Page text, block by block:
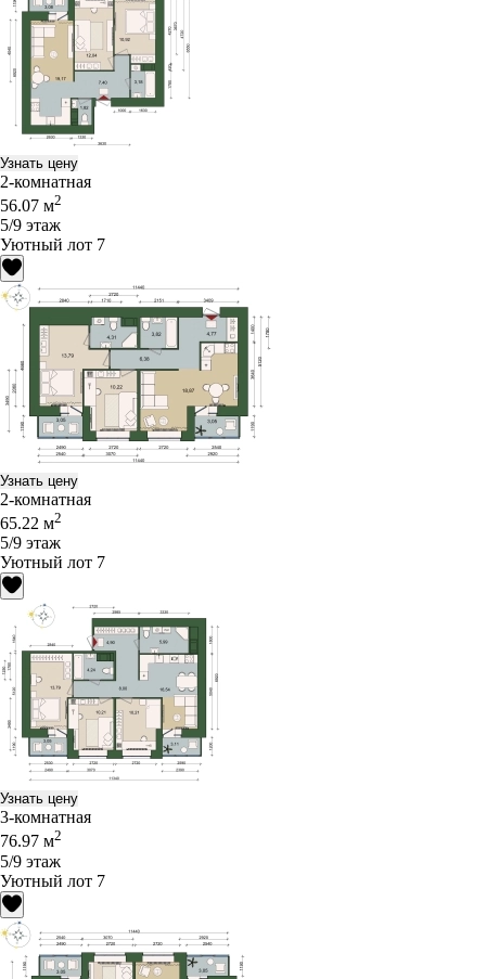
Узнать цену
2-комнатная
56.07 м2
5/9 этаж
Уютный лот 7
Узнать цену
2-комнатная
65.22 м2
5/9 этаж
Уютный лот 7
Узнать цену
3-комнатная
76.97 м2
5/9 этаж
Уютный лот 7